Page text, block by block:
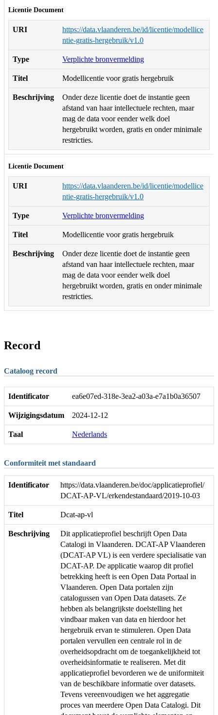
Licentie Document
URI
https://data.vlaanderen.be/id/licentie/modellice
ntie-gratis-hergebruik/v1.0
Type Verplichte bronvermelding
Titel Modellicentie voor gratis hergebruik
Beschrijving
Onder deze licentie doet de instantie geen
afstand van haar intellectuele rechten, maar
mag de data voor eender welk doel
hergebruikt worden, gratis en onder minimale
restricties.
Licentie Document
URI
https://data.vlaanderen.be/id/licentie/modellice
ntie-gratis-hergebruik/v1.0
Type Verplichte bronvermelding
Titel Modellicentie voor gratis hergebruik
Beschrijving
Onder deze licentie doet de instantie geen
afstand van haar intellectuele rechten, maar
mag de data voor eender welk doel
hergebruikt worden, gratis en onder minimale
restricties.
Record
Cataloog record
Identificator ea6e07ed-318e-3ea2-a03a-e7a1b0a36507
Wijzigingsdatum 2024-12-12
Taal Nederlands
Conformiteit met standaard
Identificator
https://data.vlaanderen.be/doc/applicatieprofiel/
DCAT-AP-VL/erkendestandaard/2019-10-03
Titel Dcat-ap-vl
Beschrijving
Dit applicatieprofiel beschrijft Open Data
Catalogi in Vlaanderen. DCAT-AP Vlaanderen
(DCAT-AP VL) is een verdere specialisatie van
DCAT-AP. De applicatie waarop dit profiel
betrekking heeft is een Open Data Portaal in
Vlaanderen. Open Data portalen zijn
catalogussen van Open Data datasets. Ze
hebben als belangrijkste doelstelling het
vindbaar maken van data en hierdoor het
hergebruik ervan te stimuleren. Open Data
portalen vervullen een centrale rol in de
overheidsopdracht om de toegankelijkheid tot
overheidsinformatie te realiseren. Met dit
applicatieprofiel bevorderen we de uniformiteit
van de beschikbare informatie over datasets.
Tevens vereenvoudigen we het aggregatie
proces van meerdere Open Data Catalogi. Dit